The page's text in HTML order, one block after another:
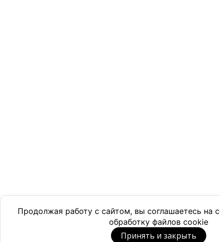
Продолжая работу с сайтом, вы соглашаетесь на
обработку файлов cookie
Принять и закрыть